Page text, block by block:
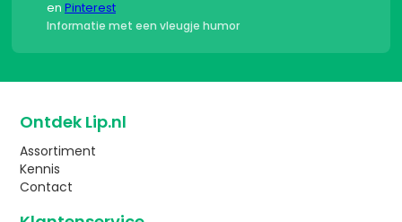
en Pinterest
Informatie met een vleugje humor
Ontdek Lip.nl
Assortiment
Kennis
Contact